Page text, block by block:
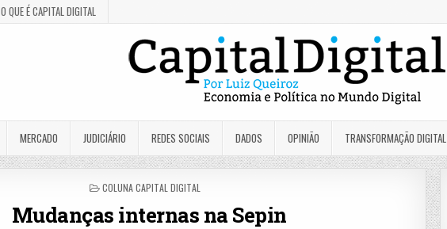
O QUE É CAPITAL DIGITAL
MERCADO JUDICIÁRIO REDES SOCIAIS DADOS OPINIÃO TRANSFORMAÇÃO DIGITAL
POSTED
COLUNA CAPITAL DIGITAL
Mudanças internas na Sepin